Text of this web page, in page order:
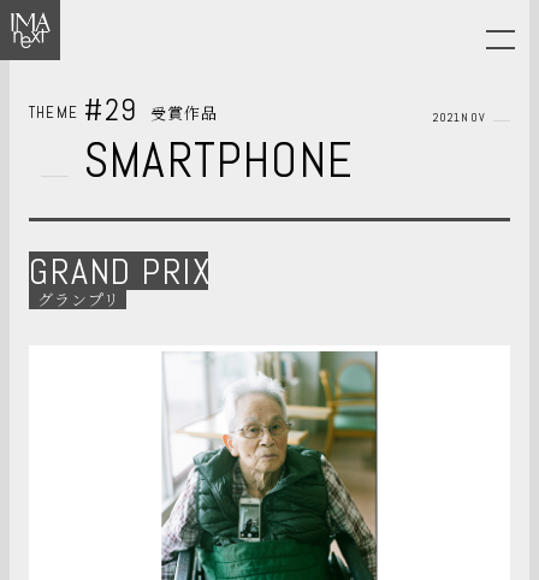
THEME #29 受賞作品 2021NOV
SMARTPHONE
GRAND PRIX
グランプリ